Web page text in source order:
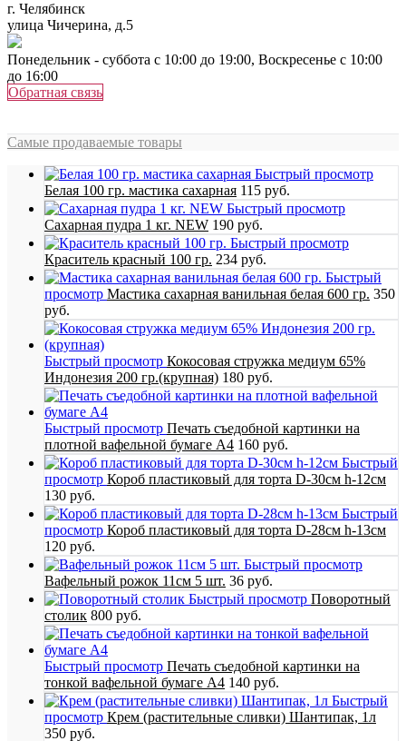
г. Челябинск
улица Чичерина, д.5
Понедельник - суббота с 10:00 до 19:00, Воскресенье с 10:00
до 16:00
Обратная связь
Самые продаваемые товары
Быстрый просмотр
Белая 100 гр. мастика сахарная 115 руб.
Быстрый просмотр
Сахарная пудра 1 кг. NEW 190 руб.
Быстрый просмотр
Краситель красный 100 гр. 234 руб.
Быстрый
просмотр Мастика сахарная ванильная белая 600 гр. 350
руб.
Быстрый просмотр Кокосовая стружка медиум 65%
Индонезия 200 гр.(крупная) 180 руб.
Быстрый просмотр Печать съедобной картинки на
плотной вафельной бумаге А4 160 руб.
Быстрый
просмотр Короб пластиковый для торта D-30см h-12см
130 руб.
Быстрый
просмотр Короб пластиковый для торта D-28см h-13см
120 руб.
Быстрый просмотр
Вафельный рожок 11см 5 шт. 36 руб.
Быстрый просмотр Поворотный
столик 800 руб.
Быстрый просмотр Печать съедобной картинки на
тонкой вафельной бумаге А4 140 руб.
Быстрый
просмотр Крем (растительные сливки) Шантипак, 1л
350 руб.